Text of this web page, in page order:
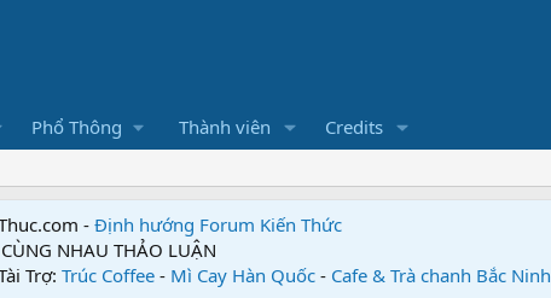
Phổ Thông Thành viên Credits
-Định hướng Forum Kiến Thức
NHAU THẢO LUẬN
Trợ: Trúc Coffee - Mì Cay Hàn Quốc - Cafe & Trà chanh Bắc Ninh